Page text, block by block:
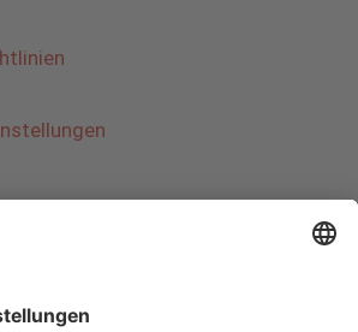
und Dienstleistungen im